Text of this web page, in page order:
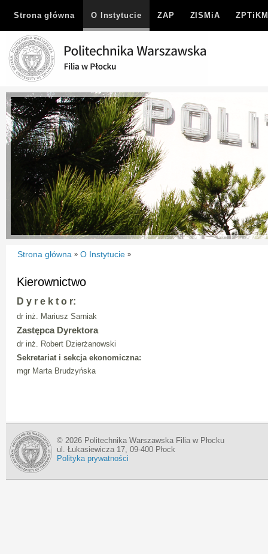
Strona główna O Instytucie ZAP ZISMiA ZPTiKM
Strona główna » O Instytucie »
Kierownictwo
D y r e k t o r:
dr inż. Mariusz Sarniak
Zastępca Dyrektora
dr inż. Robert Dzierżanowski
Sekretariat i sekcja ekonomiczna:
mgr Marta Brudzyńska
© 2026 Politechnika Warszawska Filia w Płocku
ul. Łukasiewicza 17, 09-400 Płock
Polityka prywatności